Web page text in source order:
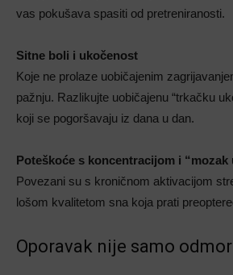
vas pokušava spasiti od pretreniranosti.
Sitne boli i ukočenost
Koje ne prolaze uobičajenim
pažnju. Razlikujte uobičajenu “trkačku
koji se pogoršavaju iz dana u dan.
Poteškoće s koncentracijom i “mozak
Povezani su s kroničnom aktivacijom
lošom kvalitetom sna koja prati
Oporavak nije samo